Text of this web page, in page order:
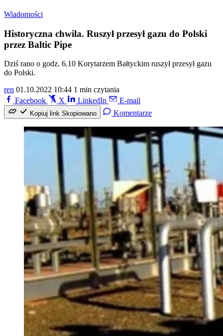
Wiadomości
Historyczna chwila. Ruszył przesył gazu do Polski
przez Baltic Pipe
Dziś rano o godz. 6.10 Korytarzem Bałtyckim ruszył przesył gazu
do Polski.
ren 01.10.2022 10:44 1 min czytania
Facebook
X LinkedIn E-mail
Kopiuj link Skopiowano Komentarze